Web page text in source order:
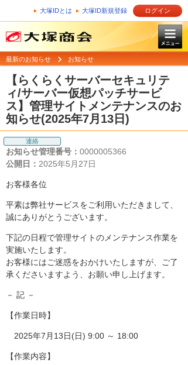
大塚IDとは 大塚ID新規登録 ログイン
最新のお知らせ お知らせ
【らくらくサーバーセキュリテ
ィ/サーバー仮想パッチサービ
ス】管理サイトメンテナンスのお
知らせ(2025年7月13日)
連絡
お知らせ管理番号： 0000005366
公開日： 2025年5月27日
お客様各位
平素は弊社サービスをご利用いただきまして、
誠にありがとうございます。
下記の日程で管理サイトのメンテナンス作業を
実施いたします。
お客様にはご迷惑をおかけいたしますが、ご了
承くださいますよう、お願い申し上げます。
－ 記 －
【作業日時】
2025年7月13日(日) 9:00 ～ 18:00
【作業内容】